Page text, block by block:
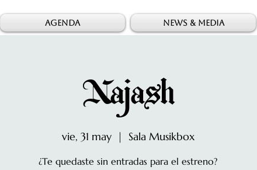
AGENDA NEWS & MEDIA
Najash
vie, 31 may
  |
Sala Musikbox
¿Te quedaste sin entradas para el estreno?